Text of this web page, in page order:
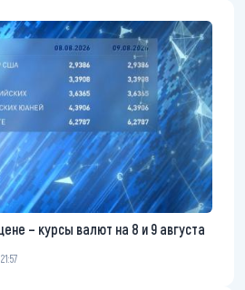
– курсы валют на 8 и 9 августа